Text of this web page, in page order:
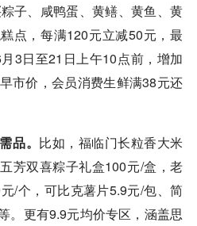
子、咸鸭蛋、黄鳝、黄鱼、黄
点，每满120元立减50元，最
3日至21日上午10点前，增加
市价，会员消费生鲜满38元还
品。 比如，福临门长粒香大米
芳双喜粽子礼盒100元/盒，老
/个，可比克薯片5.9元/包、简
。更有9.9元均价专区，涵盖思